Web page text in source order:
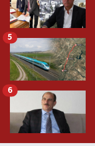
5
6